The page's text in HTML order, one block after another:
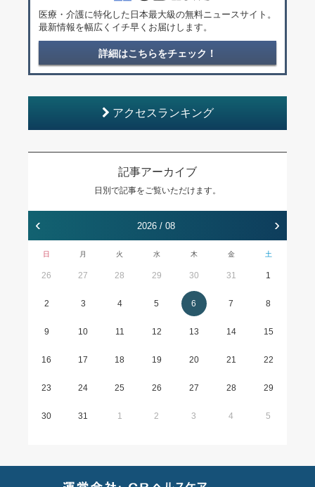
医療・介護に特化した日本最大級の無料ニュースサイト。
最新情報を幅広くイチ早くお届けします。
詳細はこちらをチェック！
アクセスランキング
記事アーカイブ
日別で記事をご覧いただけます。
‹ 2026 / 08 ›
日 月 火 水 木 金 土
26 27 28 29 30 31 1
2 3 4 5 6 7 8
9 10 11 12 13 14 15
16 17 18 19 20 21 22
23 24 25 26 27 28 29
30 31 1 2 3 4 5